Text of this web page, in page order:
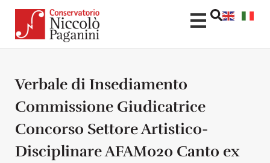
Verbale di Insediamento
Commissione Giudicatrice
Concorso Settore Artistico-
Disciplinare AFAM020 Canto ex